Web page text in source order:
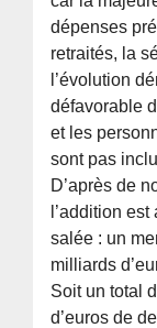
dépenses
retraités, la
l’évolution
défavorable
et les
sont pas
D’après de
l’addition
salée : un
milliards
Soit un total
d’euros de